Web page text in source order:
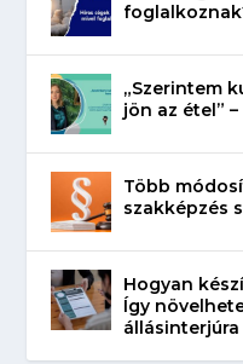
„Szerintem
jön az étel”
Több
szakképzés
Hogyan
Így
állásinterjúra